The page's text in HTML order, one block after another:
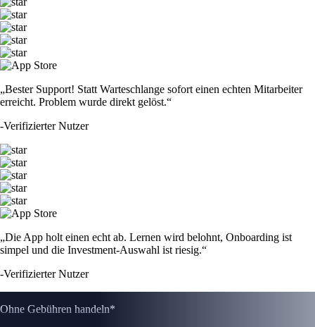
„Bester Support! Statt Warteschlange sofort einen echten Mitarbeiter
erreicht. Problem wurde direkt gelöst.“
-Verifizierter Nutzer
„Die App holt einen echt ab. Lernen wird belohnt, Onboarding ist
simpel und die Investment-Auswahl ist riesig.“
-Verifizierter Nutzer
Ohne Gebühren handeln*